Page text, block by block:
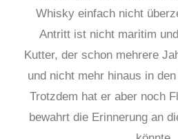
Whisky einfach nicht
Antritt ist nicht maritim und
Kutter, der schon mehrere
und nicht mehr hinaus in
Trotzdem hat er aber noch
bewahrt die Erinnerung an